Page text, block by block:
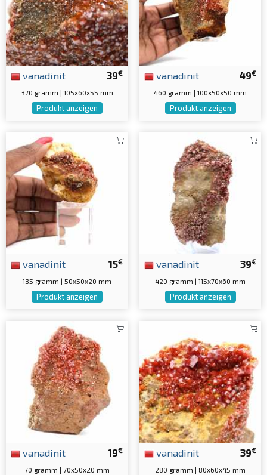
39€
vanadinit
370 gramm | 105x60x55 mm
Produkt anzeigen
49€
vanadinit
460 gramm | 100x50x50 mm
Produkt anzeigen
15€
vanadinit
135 gramm | 50x50x20 mm
Produkt anzeigen
39€
vanadinit
420 gramm | 115x70x60 mm
Produkt anzeigen
19€
vanadinit
70 gramm | 70x50x20 mm
39€
vanadinit
280 gramm | 80x60x45 mm